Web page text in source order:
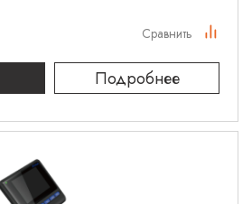
Подробнее
Сравнить